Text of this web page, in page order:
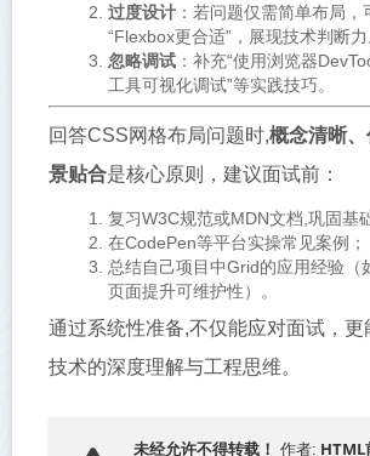
过度设计 ：若问题仅需简单布局，
“Flexbox更合适”，展现技术判断力
忽略调试 ：补充“使用浏览器
工具可视化调试”等实践技巧。
回答CSS网格布局问题时,概念清晰
景贴合是核心原则，建议面试前：
复习W3C规范或MDN文档,巩固基
在CodePen等平台实操常见案例；
总结自己项目中Grid的应用经验（
页面提升可维护性）。
通过系统性准备,不仅能应对面试，更
技术的深度理解与工程思维。
未经允许不得转载！ 作者: HTML